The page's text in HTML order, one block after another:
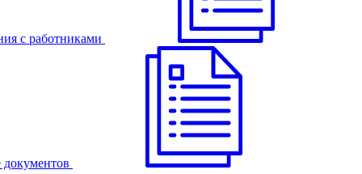
с работниками